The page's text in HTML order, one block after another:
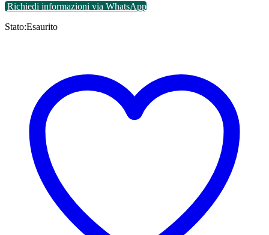
Richiedi informazioni via WhatsApp
Stato:Esaurito